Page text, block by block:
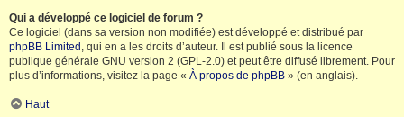
Qui a développé ce logiciel de forum ?
Ce logiciel (dans sa version non modifiée) est développé et distribué par
phpBB Limited , qui en a les droits d’auteur. Il est publié sous la licence
publique générale GNU version 2 (GPL-2.0) et peut être diffusé librement. Pour
plus d’informations, visitez la page « À propos de phpBB » (en anglais).
Haut